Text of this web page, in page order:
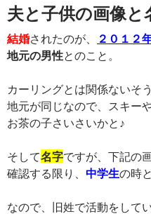
夫と子供の画像と
結婚されたのが、 ２０１２
地元の男性とのこと。
カーリングとは関係ないそ
地元が同じなので、スキー
お茶の子さいさいかと♪
そして名字ですが、下記の
確認する限り、 中学生の時
なので、旧姓で活動をしてい